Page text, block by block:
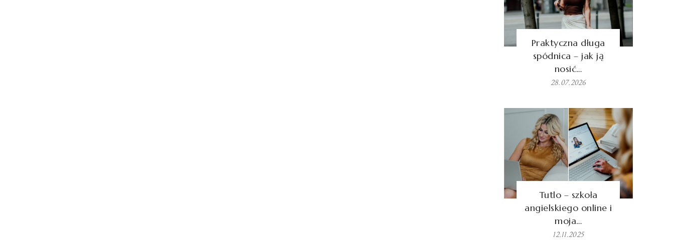
Praktyczna długa
spódnica – jak ją
nosić…
28.07.2026
Tutlo – szkoła
angielskiego online i
moja…
12.11.2025